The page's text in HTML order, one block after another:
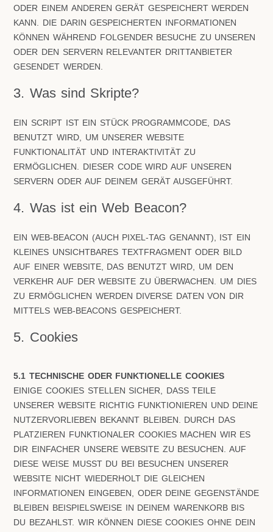
ODER EINEM ANDEREN GERÄT GESPEICHERT WERDEN
KANN. DIE DARIN GESPEICHERTEN INFORMATIONEN
KÖNNEN WÄHREND FOLGENDER BESUCHE ZU UNSEREN
ODER DEN SERVERN RELEVANTER DRITTANBIETER
GESENDET WERDEN.
3. Was sind Skripte?
EIN SCRIPT IST EIN STÜCK PROGRAMMCODE, DAS
BENUTZT WIRD, UM UNSERER WEBSITE
FUNKTIONALITÄT UND INTERAKTIVITÄT ZU
ERMÖGLICHEN. DIESER CODE WIRD AUF UNSEREN
SERVERN ODER AUF DEINEM GERÄT AUSGEFÜHRT.
4. Was ist ein Web Beacon?
EIN WEB-BEACON (AUCH PIXEL-TAG GENANNT), IST EIN
KLEINES UNSICHTBARES TEXTFRAGMENT ODER BILD
AUF EINER WEBSITE, DAS BENUTZT WIRD, UM DEN
VERKEHR AUF DER WEBSITE ZU ÜBERWACHEN. UM DIES
ZU ERMÖGLICHEN WERDEN DIVERSE DATEN VON DIR
MITTELS WEB-BEACONS GESPEICHERT.
5. Cookies
5.1 TECHNISCHE ODER FUNKTIONELLE COOKIES
EINIGE COOKIES STELLEN SICHER, DASS TEILE
UNSERER WEBSITE RICHTIG FUNKTIONIEREN UND DEINE
NUTZERVORLIEBEN BEKANNT BLEIBEN. DURCH DAS
PLATZIEREN FUNKTIONALER COOKIES MACHEN WIR ES
DIR EINFACHER UNSERE WEBSITE ZU BESUCHEN. AUF
DIESE WEISE MUSST DU BEI BESUCHEN UNSERER
WEBSITE NICHT WIEDERHOLT DIE GLEICHEN
INFORMATIONEN EINGEBEN, ODER DEINE GEGENSTÄNDE
BLEIBEN BEISPIELSWEISE IN DEINEM WARENKORB BIS
DU BEZAHLST. WIR KÖNNEN DIESE COOKIES OHNE DEIN